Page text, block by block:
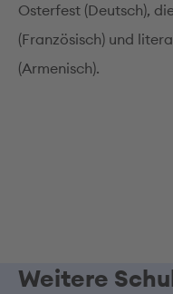
Osterfest (Deutsch),
(Französisch) und
(Armenisch).
Weitere